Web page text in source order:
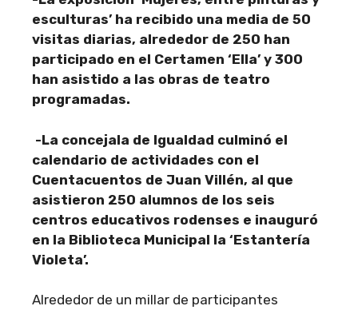
esculturas’ ha recibido una media de 50
visitas diarias, alrededor de 250 han
participado en el Certamen ‘Ella’ y 300
han asistido a las obras de teatro
programadas.
-La concejala de Igualdad culminó el
calendario de actividades con el
Cuentacuentos de Juan Villén, al que
asistieron 250 alumnos de los seis
centros educativos rodenses e inauguró
en la Biblioteca Municipal la ‘Estantería
Violeta’.
Alrededor de un millar de participantes